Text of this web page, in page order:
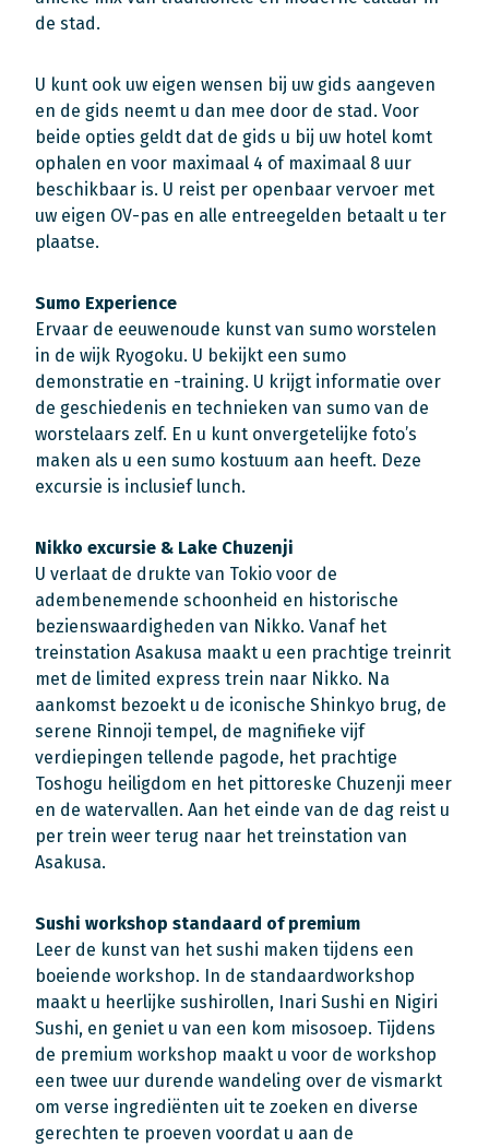
de stad.
U kunt ook uw eigen wensen bij uw gids aangeven
en de gids neemt u dan mee door de stad. Voor
beide opties geldt dat de gids u bij uw hotel komt
ophalen en voor maximaal 4 of maximaal 8 uur
beschikbaar is. U reist per openbaar vervoer met
uw eigen OV-pas en alle entreegelden betaalt u ter
plaatse.
Sumo Experience
Ervaar de eeuwenoude kunst van sumo worstelen
in de wijk Ryogoku. U bekijkt een sumo
demonstratie en -training. U krijgt informatie over
de geschiedenis en technieken van sumo van de
worstelaars zelf. En u kunt onvergetelijke foto’s
maken als u een sumo kostuum aan heeft. Deze
excursie is inclusief lunch.
Nikko excursie & Lake Chuzenji
U verlaat de drukte van Tokio voor de
adembenemende schoonheid en historische
bezienswaardigheden van Nikko. Vanaf het
treinstation Asakusa maakt u een prachtige treinrit
met de limited express trein naar Nikko. Na
aankomst bezoekt u de iconische Shinkyo brug, de
serene Rinnoji tempel, de magnifieke vijf
verdiepingen tellende pagode, het prachtige
Toshogu heiligdom en het pittoreske Chuzenji meer
en de watervallen. Aan het einde van de dag reist u
per trein weer terug naar het treinstation van
Asakusa.
Sushi workshop standaard of premium
Leer de kunst van het sushi maken tijdens een
boeiende workshop. In de standaardworkshop
maakt u heerlijke sushirollen, Inari Sushi en Nigiri
Sushi, en geniet u van een kom misosoep. Tijdens
de premium workshop maakt u voor de workshop
een twee uur durende wandeling over de vismarkt
om verse ingrediënten uit te zoeken en diverse
gerechten te proeven voordat u aan de